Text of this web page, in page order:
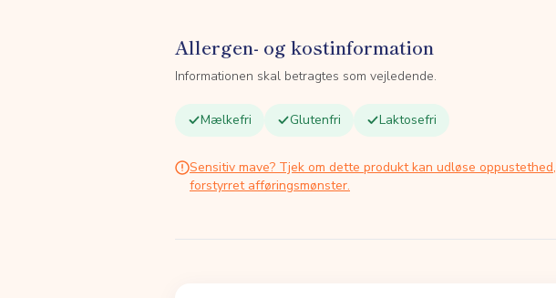
Allergen- og kostinformation
Informationen skal betragtes som vejledende.
Mælkefri Glutenfri Laktosefri
Sensitiv mave? Tjek om dette produkt kan udløse
forstyrret afføringsmønster.